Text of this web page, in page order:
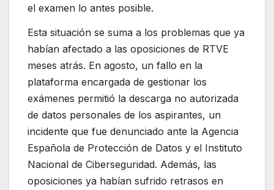
el examen lo antes posible.
Esta situación se suma a los problemas que ya
habían afectado a las oposiciones de RTVE
meses atrás. En agosto, un fallo en la
plataforma encargada de gestionar los
exámenes permitió la descarga no autorizada
de datos personales de los aspirantes, un
incidente que fue denunciado ante la Agencia
Española de Protección de Datos y el Instituto
Nacional de Ciberseguridad. Además, las
oposiciones ya habían sufrido retrasos en